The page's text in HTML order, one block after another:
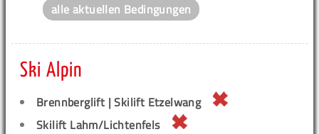
alle aktuellen Bedingungen
Ski Alpin
Brennberglift | Skilift Etzelwang
Skilift Lahm/Lichtenfels